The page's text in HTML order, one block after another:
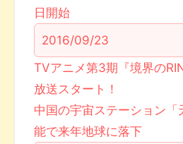
日開始
2016/09/23
TVアニメ第3期『境界の
放送スタート！
中国の宇宙ステーション「
能で来年地球に落下